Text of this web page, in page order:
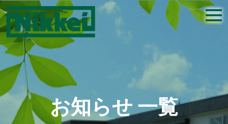
お知らせ 一覧